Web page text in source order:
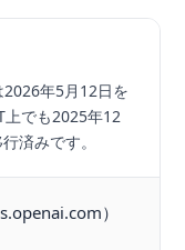
2026年5月12日を
上でも2025年12
済みです。
）